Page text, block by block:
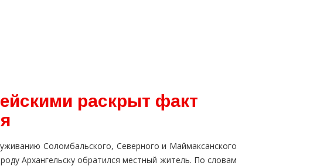
раскрыт факт
Соломбальского, Северного и Маймаксанского
Архангельску обратился местный житель. По словам